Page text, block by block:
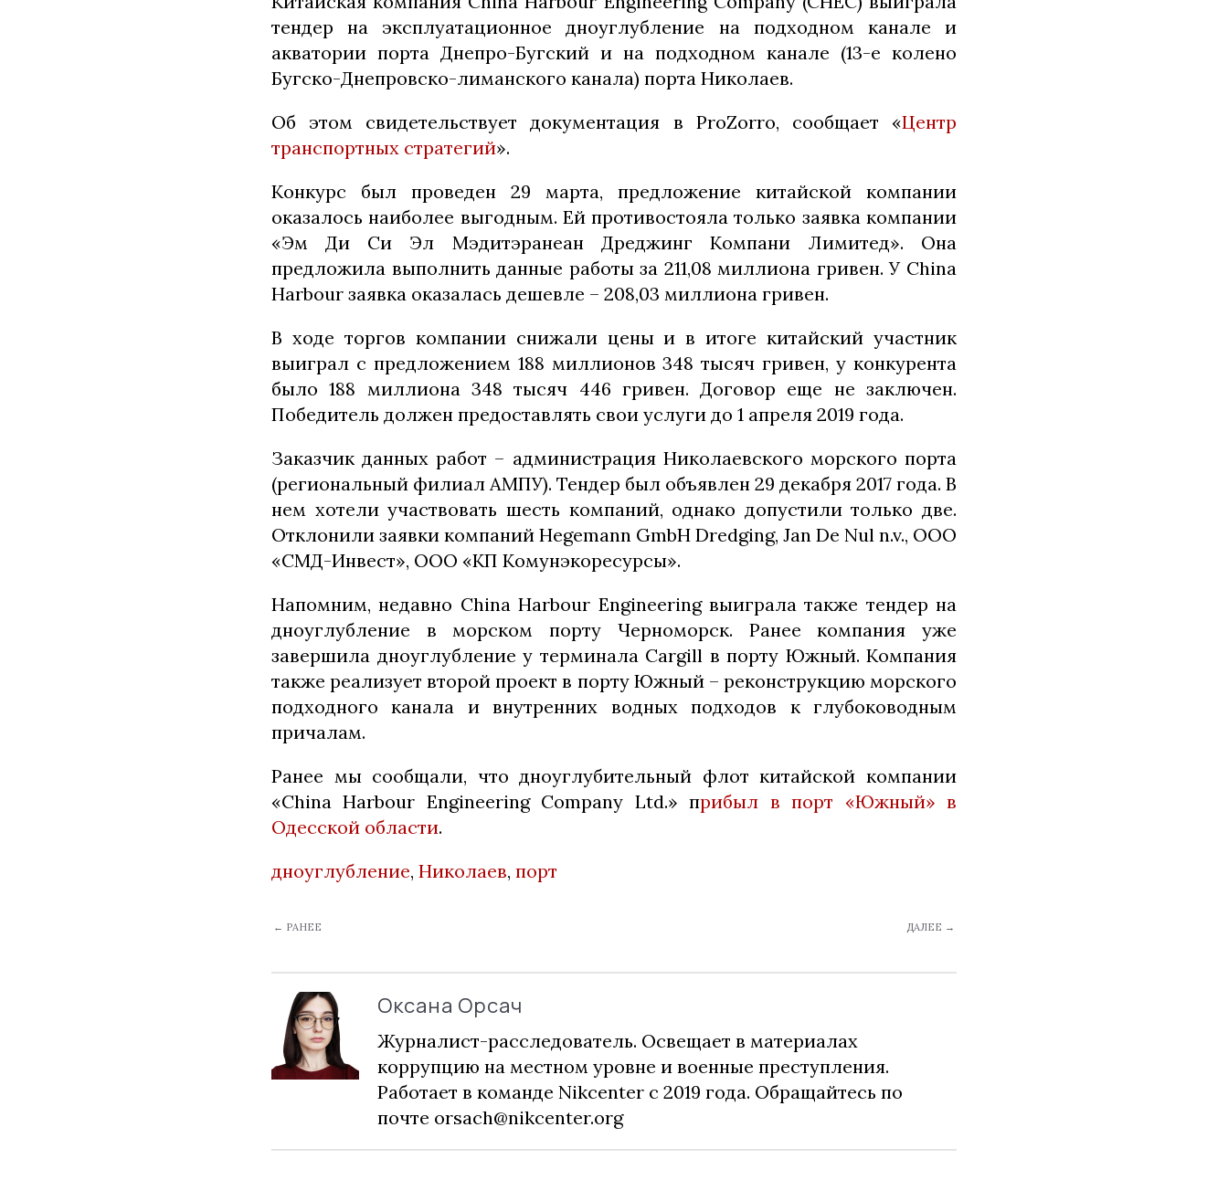
тендер на эксплуатационное дноуглубление на подходном канале и
акватории порта Днепро-Бугский и на подходном канале (13-е колено
Бугско-Днепровско-лиманского канала) порта Николаев.
Об этом свидетельствует документация в ProZorro, сообщает «Центр
транспортных стратегий».
Конкурс был проведен 29 марта, предложение китайской компании
оказалось наиболее выгодным. Ей противостояла только заявка компании
«Эм Ди Си Эл Мэдитэранеан Дреджинг Компани Лимитед». Она
предложила выполнить данные работы за 211,08 миллиона гривен. У China
Harbour заявка оказалась дешевле – 208,03 миллиона гривен.
В ходе торгов компании снижали цены и в итоге китайский участник
выиграл с предложением 188 миллионов 348 тысяч гривен, у конкурента
было 188 миллиона 348 тысяч 446 гривен. Договор еще не заключен.
Победитель должен предоставлять свои услуги до 1 апреля 2019 года.
Заказчик данных работ – администрация Николаевского морского порта
(региональный филиал АМПУ). Тендер был объявлен 29 декабря 2017 года. В
нем хотели участвовать шесть компаний, однако допустили только две.
Отклонили заявки компаний Hegemann GmbH Dredging, Jan De Nul n.v., ООО
«СМД-Инвест», ООО «КП Комунэкоресурсы».
Напомним, недавно China Harbour Engineering выиграла также тендер на
дноуглубление в морском порту Черноморск. Ранее компания уже
завершила дноуглубление у терминала Cargill в порту Южный. Компания
также реализует второй проект в порту Южный – реконструкцию морского
подходного канала и внутренних водных подходов к глубоководным
причалам.
Ранее мы сообщали, что дноуглубительный флот китайской компании
«China Harbour Engineering Сompany Ltd.» прибыл в порт «Южный» в
Одесской области.
дноуглубление, Николаев, порт
← РАНЕЕ ДАЛЕЕ →
Оксана Орсач
Журналист-расследователь. Освещает в материалах
коррупцию на местном уровне и военные преступления.
Работает в команде Nikcenter с 2019 года. Обращайтесь по
почте orsach@nikcenter.org